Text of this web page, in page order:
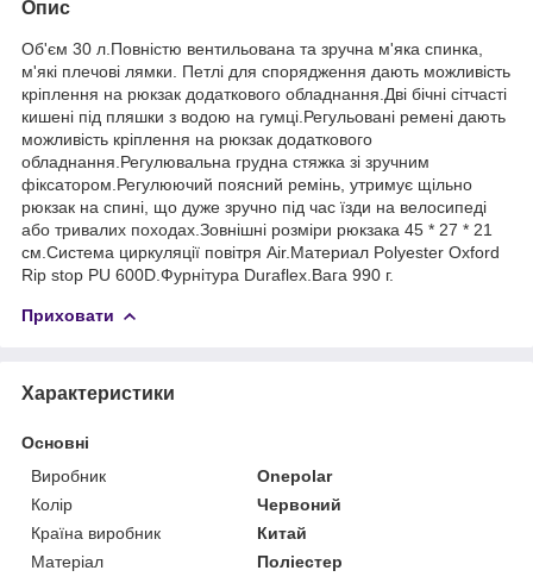
Опис
Об'єм 30 л.Повністю вентильована та зручна м'яка спинка,
м'які плечові лямки. Петлі для спорядження дають можливість
кріплення на рюкзак додаткового обладнання.Дві бічні сітчасті
кишені під пляшки з водою на гумці.Регульовані ремені дають
можливість кріплення на рюкзак додаткового
обладнання.Регулювальна грудна стяжка зі зручним
фіксатором.Регулюючий поясний ремінь, утримує щільно
рюкзак на спині, що дуже зручно під час їзди на велосипеді
або тривалих походах.Зовнішні розміри рюкзака 45 * 27 * 21
см.Система циркуляції повітря Air.Материал Polyester Oxford
Rip stop PU 600D.Фурнітура Duraflex.Вага 990 г.
Приховати
Характеристики
Основні
Виробник
Onepolar
Колір
Червоний
Країна виробник
Китай
Матеріал
Поліестер